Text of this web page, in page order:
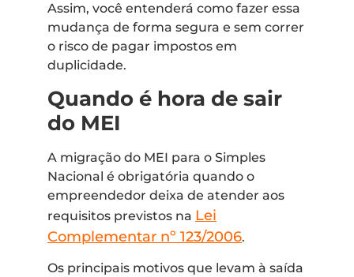
Assim, você entenderá como fazer essa
mudança de forma segura e sem correr
o risco de pagar impostos em
duplicidade.
Quando é hora de sair
do MEI
A migração do MEI para o Simples
Nacional é obrigatória quando o
empreendedor deixa de atender aos
requisitos previstos na Lei
Complementar nº 123/2006.
Os principais motivos que levam à saída